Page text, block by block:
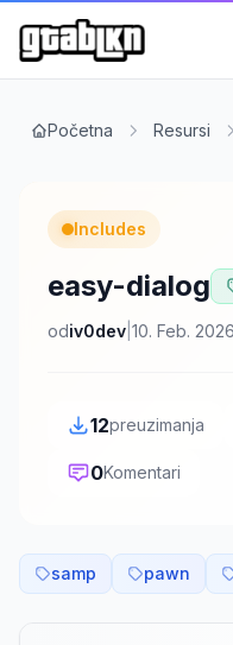
Početna Resursi
Includes
easy-dialog
odiv0dev 10. Feb.
12preuzimanja
0Komentari
samp pawn